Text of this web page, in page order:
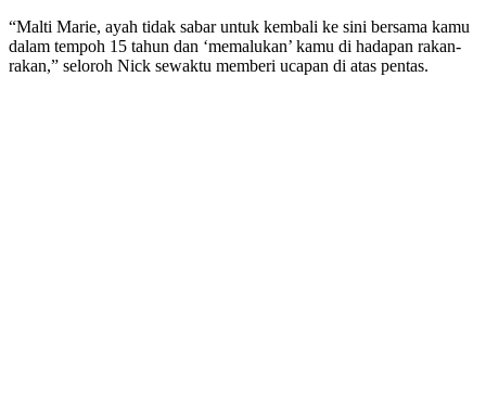
“Malti Marie, ayah tidak sabar untuk kembali ke sini bersama kamu
dalam tempoh 15 tahun dan ‘memalukan’ kamu di hadapan rakan-
rakan,” seloroh Nick sewaktu memberi ucapan di atas pentas.